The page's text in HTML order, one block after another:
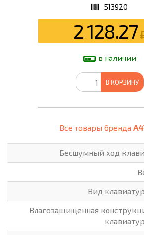
513920
2 128.27
в наличии
В КОРЗИНУ
Все товары бренда
Бесшумный ход
Вид
Влагозащищенная